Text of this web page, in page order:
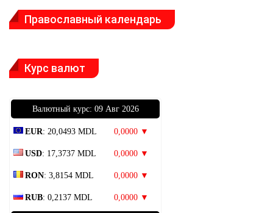
Православный календарь
Курс валют
Bалютный курс: 09 Авг 2026
EUR: 20,0493 MDL 0,0000 ▼
USD: 17,3737 MDL 0,0000 ▼
RON: 3,8154 MDL 0,0000 ▼
RUB: 0,2137 MDL 0,0000 ▼